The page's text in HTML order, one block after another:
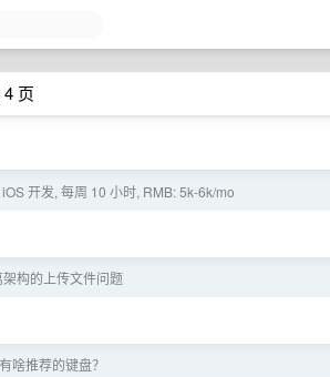
页
开发, 每周 10 小时, RMB: 5k-6k/mo
构的上传文件问题
啥推荐的键盘？